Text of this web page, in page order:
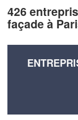
426
façade à